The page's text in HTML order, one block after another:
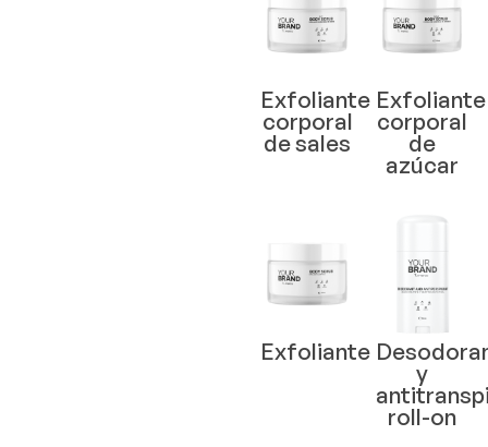
Exfoliante
corporal
de sales
Exfoliante
corporal
de
azúcar
Exfoliante
y
roll-on